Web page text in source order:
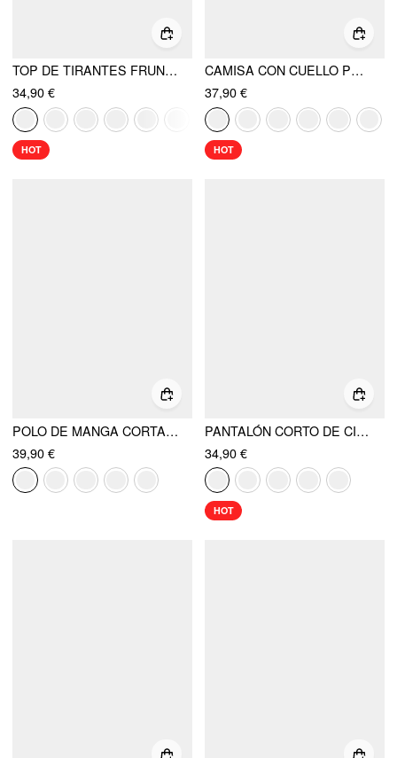
TOP DE TIRANTES FRUNCIDO Y CAPA DE GASA CON CUELLO BARCO
34,90 €
HOT
CAMISA CON CUELLO POLO Y TEXTURA DE BOTONES
37,90 €
HOT
POLO DE MANGA CORTA CON RAYAS DE MEZCLA DE ALGODÓN
39,90 €
PANTALÓN CORTO DE CINTURA ALTA CON CINTURÓN
34,90 €
HOT